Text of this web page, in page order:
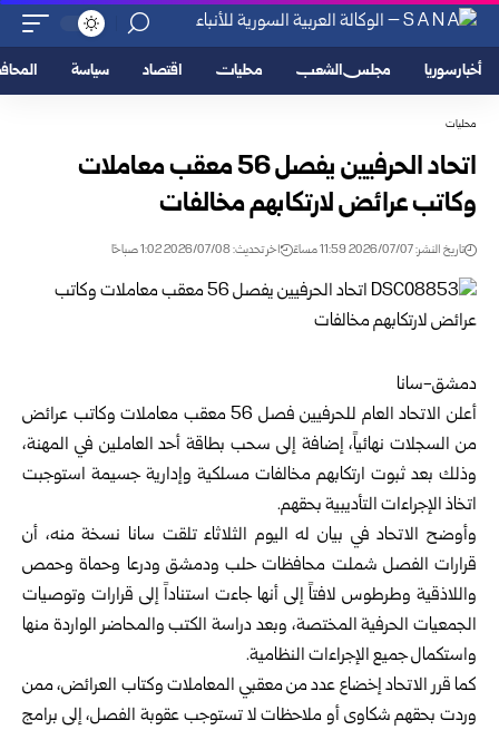
أخبار سوريا مجلس الشعب محليات اقتصاد سياسة
محليات
اتحاد الحرفيين يفصل 56 معقب معاملات
وكاتب عرائض لارتكابهم مخالفات
تاريخ النشر: 2026/07/07 11:59 مساءً اخر تحديث: 2026/07/08 1:02 صباحًا
دمشق-سانا
أعلن الاتحاد العام للحرفيين
فصل 56 معقب معاملات وكاتب عرائض
من السجلات نهائياً، إضافة إلى سحب بطاقة أحد العاملين في المهنة،
وذلك بعد ثبوت ارتكابهم مخالفات مسلكية وإدارية جسيمة استوجبت
اتخاذ الإجراءات التأديبية بحقهم.
وأوضح الاتحاد في بيان له اليوم الثلاثاء تلقت سانا نسخة منه، أن
قرارات الفصل شملت محافظات حلب ودمشق ودرعا وحماة وحمص
واللاذقية وطرطوس لافتاً إلى أنها جاءت استناداً إلى قرارات وتوصيات
الجمعيات الحرفية المختصة، وبعد دراسة الكتب والمحاضر الواردة منها
واستكمال جميع الإجراءات النظامية.
كما قرر الاتحاد إخضاع عدد من معقبي المعاملات وكتاب العرائض، ممن
وردت بحقهم شكاوى أو ملاحظات لا تستوجب عقوبة الفصل، إلى برامج